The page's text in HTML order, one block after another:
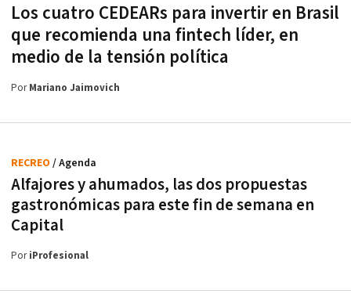
Los cuatro CEDEARs para invertir en Brasil
que recomienda una fintech líder, en
medio de la tensión política
PorMariano Jaimovich
Alfajores y ahumados, las dos propuestas
gastronómicas para este fin de semana en
Capital
RECREO / Agenda
PoriProfesional